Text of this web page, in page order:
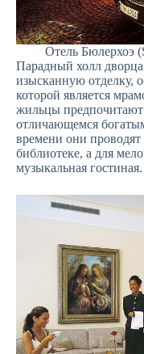
Отель Бюлерхоэ
Парадный холл
изысканную отделку,
которой является
жильцы предпочитают
отличающемся
времени они
библиотеке, а для
музыкальная гостиная.